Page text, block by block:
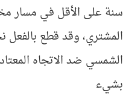
سنة على الأقل في مسار
المشتري، وقد قطع بالفعل
الشمسي ضد الاتجاه
بشيء